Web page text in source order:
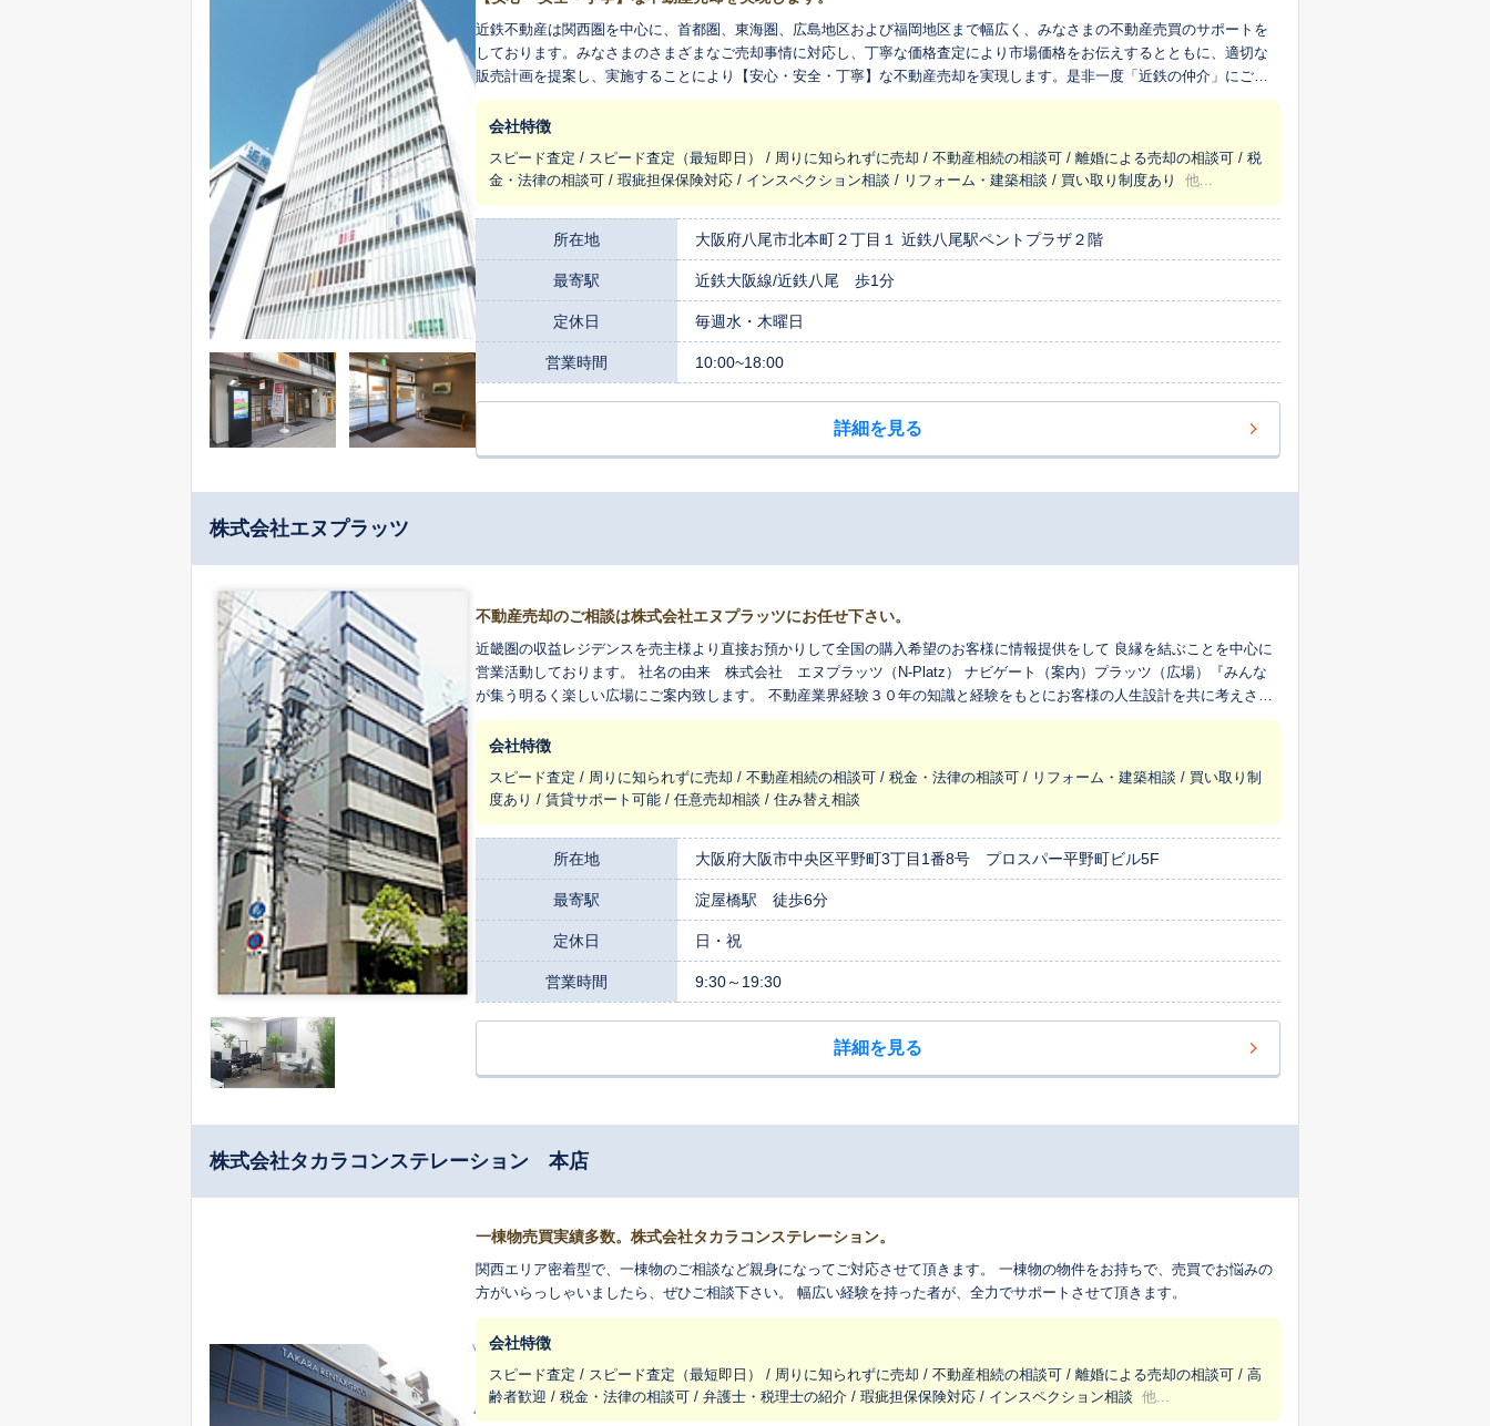
近鉄不動産は関西圏を中心に、首都圏、東海圏、広島地区および福岡地区まで幅広く、みなさまの不動産売買のサポートを
しております。みなさまのさまざまなご売却事情に対応し、丁寧な価格査定により市場価格をお伝えするとともに、適切な
販売計画を提案し、実施することにより【安心・安全・丁寧】な不動産売却を実現します。是非一度「近鉄の仲介」にご相
談いただき、みなさまのご希望をお伝えください。お待ちしております。
会社特徴
スピード査定 / スピード査定（最短即日） / 周りに知られずに売却 / 不動産相続の相談可 / 離婚による売却の相談可 / 税
金・法律の相談可 / 瑕疵担保保険対応 / インスペクション相談 / リフォーム・建築相談 / 買い取り制度あり
他...
所在地 大阪府八尾市北本町２丁目１ 近鉄八尾駅ペントプラザ２階
最寄駅 近鉄大阪線/近鉄八尾 歩1分
定休日 毎週水・木曜日
営業時間 10:00~18:00
詳細を見る
株式会社エヌプラッツ
不動産売却のご相談は株式会社エヌプラッツにお任せ下さい。
近畿圏の収益レジデンスを売主様より直接お預かりして全国の購入希望のお客様に情報提供をして 良縁を結ぶことを中心に
営業活動しております。 社名の由来 株式会社 エヌプラッツ（N-Platz） ナビゲート（案内）プラッツ（広場）『みんな
が集う明るく楽しい広場にご案内致します。 不動産業界経験３０年の知識と経験をもとにお客様の人生設計を共に考えさせ
て頂き最も良い方向にご案内致します。
会社特徴
スピード査定 / 周りに知られずに売却 / 不動産相続の相談可 / 税金・法律の相談可 / リフォーム・建築相談 / 買い取り制
度あり / 賃貸サポート可能 / 任意売却相談 / 住み替え相談
所在地 大阪府大阪市中央区平野町3丁目1番8号 プロスパー平野町ビル5F
最寄駅 淀屋橋駅 徒歩6分
定休日 日・祝
営業時間 9:30～19:30
詳細を見る
株式会社タカラコンステレーション 本店
一棟物売買実績多数。株式会社タカラコンステレーション。
関西エリア密着型で、一棟物のご相談など親身になってご対応させて頂きます。 一棟物の物件をお持ちで、売買でお悩みの
方がいらっしゃいましたら、ぜひご相談下さい。 幅広い経験を持った者が、全力でサポートさせて頂きます。
会社特徴
スピード査定 / スピード査定（最短即日） / 周りに知られずに売却 / 不動産相続の相談可 / 離婚による売却の相談可 / 高
齢者歓迎 / 税金・法律の相談可 / 弁護士・税理士の紹介 / 瑕疵担保保険対応 / インスペクション相談 他...